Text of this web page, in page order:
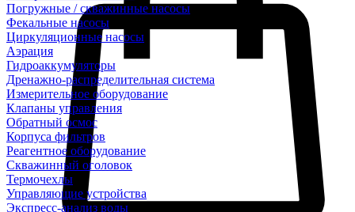
Погружные / скважинные насосы
Фекальные насосы
Циркуляционные насосы
Аэрация
Гидроаккумуляторы
Дренажно-распределительная система
Измерительное оборудование
Клапаны управления
Обратный осмос
Корпуса фильтров
Реагентное оборудование
Скважинный оголовок
Термочехлы
Управляющие устройства
Экспресс-анализ воды